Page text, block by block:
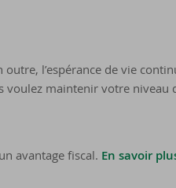
l’espérance de vie
voulez maintenir votre niveau
avantage fiscal. En savoir